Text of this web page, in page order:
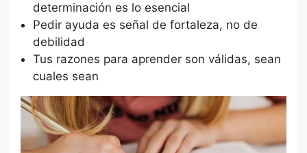
determinación es lo esencial
Pedir ayuda es señal de fortaleza, no de
debilidad
Tus razones para aprender son válidas, sean
cuales sean